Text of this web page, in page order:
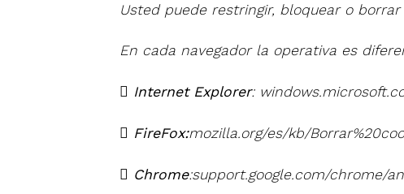
Usted puede restringir, bloquear o
En cada navegador la operativa es
 Internet Explorer:
 FireFox:mozilla.org/es/kb/
 Chrome:support.google.com/chrome/